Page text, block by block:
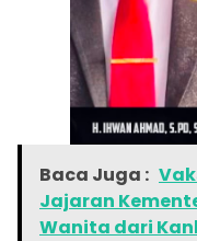
Baca Juga :
Jajaran
Wanita dari